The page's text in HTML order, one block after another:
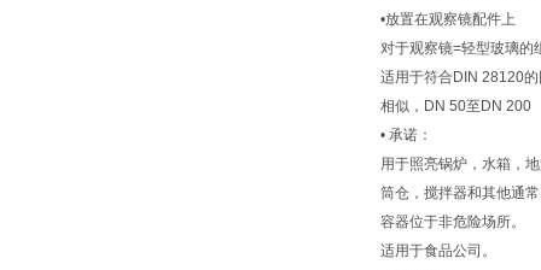
•放置在观察镜配件上
对于观察镜=轻型玻璃的
适用于符合DIN 28120
相似，DN 50至DN 200
• 承诺：
用于照亮锅炉，水箱，
筒仓，搅拌器和其他通
容器位于非危险场所。
适用于食品公司。